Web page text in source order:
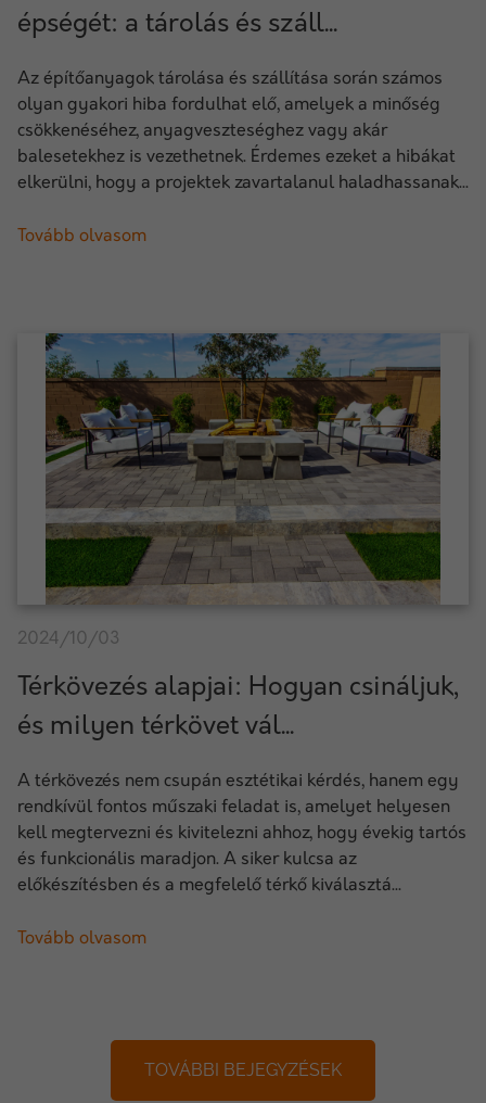
épségét: a tárolás és száll...
Az építőanyagok tárolása és szállítása során számos
olyan gyakori hiba fordulhat elő, amelyek a minőség
csökkenéséhez, anyagveszteséghez vagy akár
balesetekhez is vezethetnek. Érdemes ezeket a hibákat
elkerülni, hogy a projektek zavartalanul haladhassanak...
Tovább olvasom
2024/10/03
Térkövezés alapjai: Hogyan csináljuk,
és milyen térkövet vál...
A térkövezés nem csupán esztétikai kérdés, hanem egy
rendkívül fontos műszaki feladat is, amelyet helyesen
kell megtervezni és kivitelezni ahhoz, hogy évekig tartós
és funkcionális maradjon. A siker kulcsa az
előkészítésben és a megfelelő térkő kiválasztá...
Tovább olvasom
TOVÁBBI BEJEGYZÉSEK